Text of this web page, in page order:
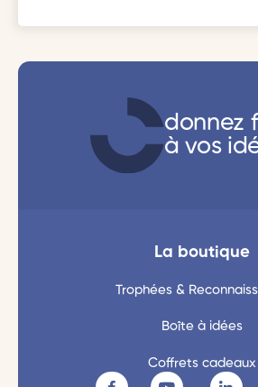
donnez
à vos
La boutique
Trophées &
Boîte à idées
Coffrets cadeaux